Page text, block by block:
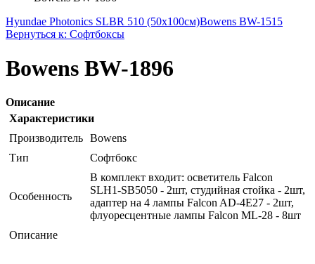
Hyundae Photonics SLBR 510 (50x100см)Bowens BW-1515
Вернуться к: Софтбоксы
Bowens BW-1896
Описание
Характеристики
Производитель Bowens
Тип
Софтбокс
Особенность
В комплект входит: осветитель Falcon
SLH1-SB5050 - 2шт, студийная стойка - 2шт,
адаптер на 4 лампы Falcon AD-4E27 - 2шт,
флуоресцентные лампы Falcon ML-28 - 8шт
Описание